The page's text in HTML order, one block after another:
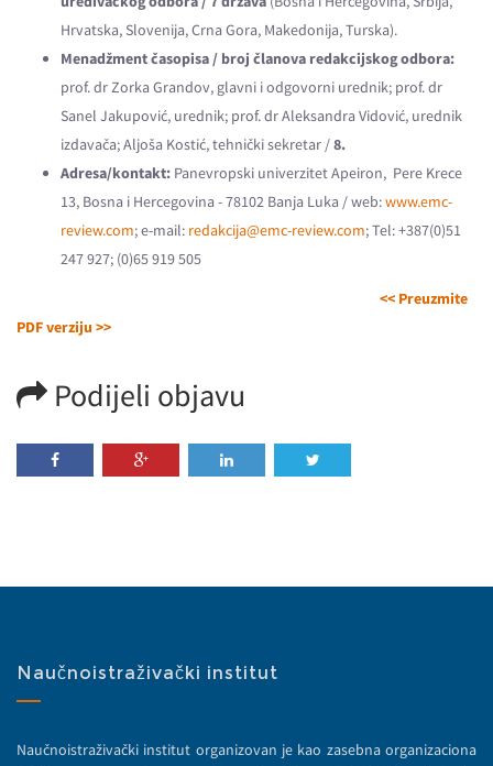
Hrvatska, Slovenija, Crna Gora, Makedonija, Turska).
Menadžment časopisa / broj članova redakcijskog odbora:
prof. dr Zorka Grandov, glavni i odgovorni urednik; prof. dr
Sanel Jakupović, urednik; prof. dr Aleksandra Vidović, urednik
izdavača; Aljoša Kostić, tehnički sekretar /8.
Adresa/kontakt: Panevropski univerzitet Apeiron, Pere Krece
13, Bosna i Hercegovina - 78102 Banja Luka / web:www.emc-
review.com; e-mail: redakcija@emc-review.com; Tel: +387(0)51
247 927; (0)65 919 505
<< Preuzmite
PDF verziju >>
Podijeli objavu
Naučnoistraživački institut
Naučnoistraživački institut organizovan je kao zasebna organizaciona